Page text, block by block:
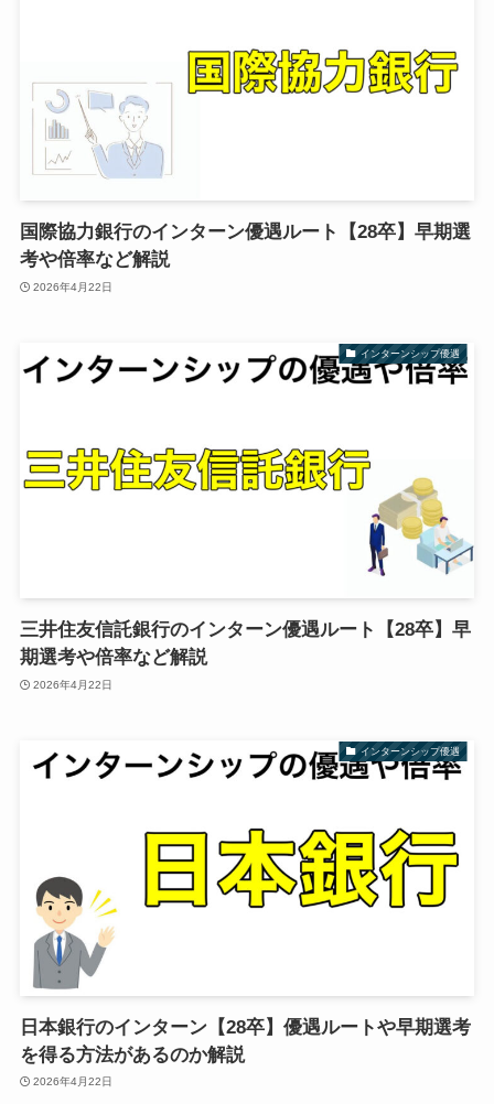
国際協力銀行のインターン優遇ルート【28卒】早期選
考や倍率など解説
2026年4月22日
インターンシップ優遇
三井住友信託銀行のインターン優遇ルート【28卒】早
期選考や倍率など解説
2026年4月22日
インターンシップ優遇
日本銀行のインターン【28卒】優遇ルートや早期選考
を得る方法があるのか解説
2026年4月22日